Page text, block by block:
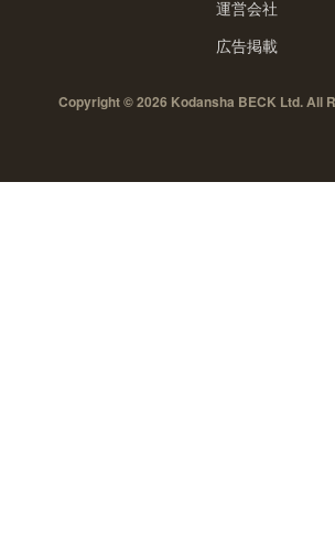
運営会社
広告掲載
Copyright © 2026 Kodansha BECK Ltd. All